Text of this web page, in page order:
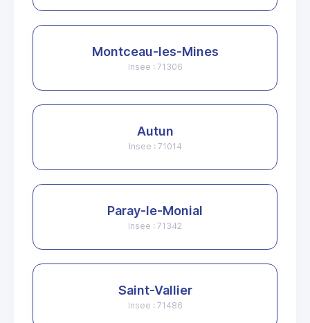
Montceau-les-Mines
Insee : 71306
Autun
Insee : 71014
Paray-le-Monial
Insee : 71342
Saint-Vallier
Insee : 71486